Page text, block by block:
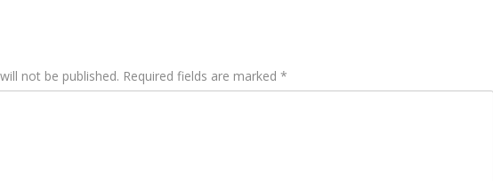
not be published. Required fields are marked *